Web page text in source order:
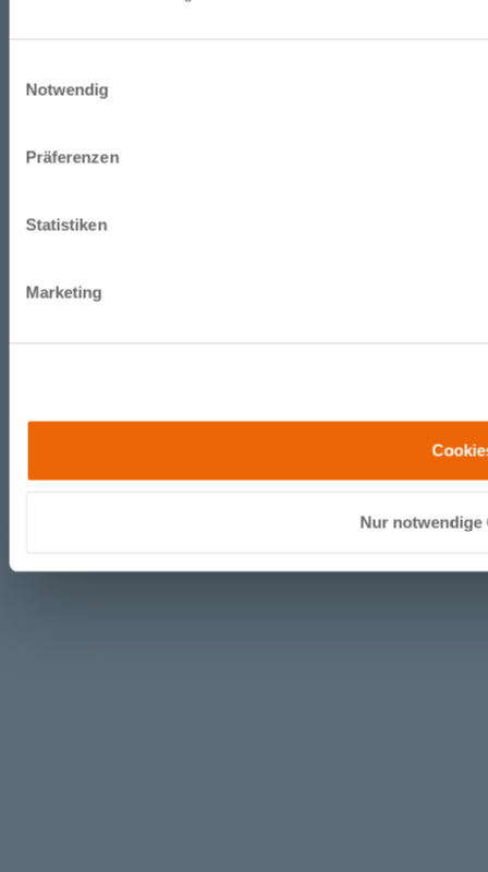
Notwendig
Präferenzen
Statistiken
Marketing
Nur notwendige